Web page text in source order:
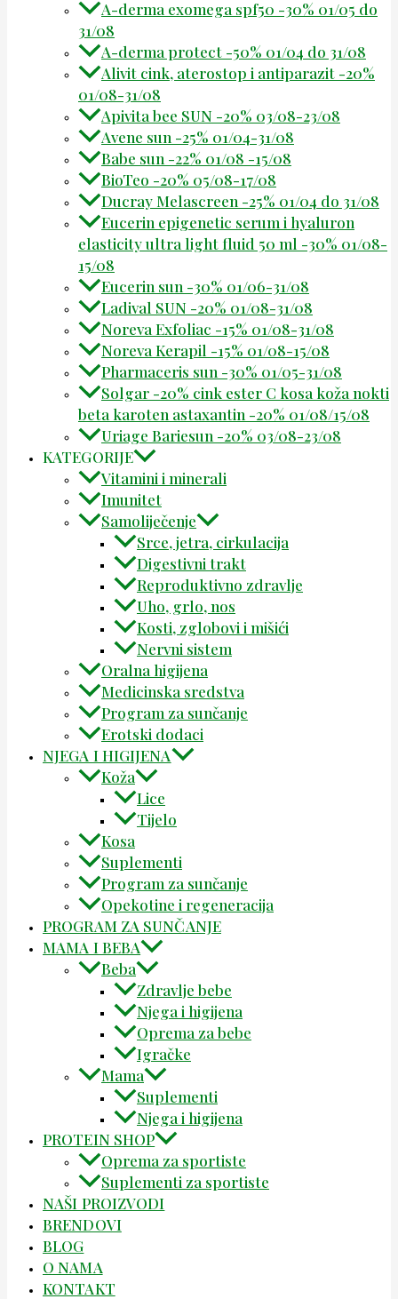
A-derma exomega spf50 -30% 01/05 do
31/08
A-derma protect -50% 01/04 do 31/08
Alivit cink, aterostop i antiparazit -20%
01/08-31/08
Apivita bee SUN -20% 03/08-23/08
Avene sun -25% 01/04-31/08
Babe sun -22% 01/08 -15/08
BioTeo -20% 05/08-17/08
Ducray Melascreen -25% 01/04 do 31/08
Eucerin epigenetic serum i hyaluron
elasticity ultra light fluid 50 ml -30% 01/08-
15/08
Eucerin sun -30% 01/06-31/08
Ladival SUN -20% 01/08-31/08
Noreva Exfoliac -15% 01/08-31/08
Noreva Kerapil -15% 01/08-15/08
Pharmaceris sun -30% 01/05-31/08
Solgar -20% cink ester C kosa koža nokti
beta karoten astaxantin -20% 01/08/15/08
Uriage Bariesun -20% 03/08-23/08
KATEGORIJE
Vitamini i minerali
Imunitet
Samoliječenje
Srce, jetra, cirkulacija
Digestivni trakt
Reproduktivno zdravlje
Uho, grlo, nos
Kosti, zglobovi i mišići
Nervni sistem
Oralna higijena
Medicinska sredstva
Program za sunčanje
Erotski dodaci
NJEGA I HIGIJENA
Koža
Lice
Tijelo
Kosa
Suplementi
Program za sunčanje
Opekotine i regeneracija
PROGRAM ZA SUNČANJE
MAMA I BEBA
Beba
Zdravlje bebe
Njega i higijena
Oprema za bebe
Igračke
Mama
Suplementi
Njega i higijena
PROTEIN SHOP
Oprema za sportiste
Suplementi za sportiste
NAŠI PROIZVODI
BRENDOVI
BLOG
O NAMA
KONTAKT